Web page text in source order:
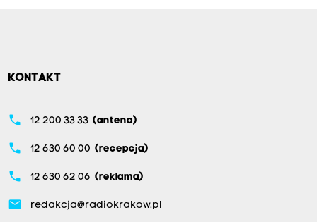
KONTAKT
phone 12 200 33 33 (antena)
phone 12 630 60 00 (recepcja)
phone 12 630 62 06 (reklama)
email redakcja@radiokrakow.pl